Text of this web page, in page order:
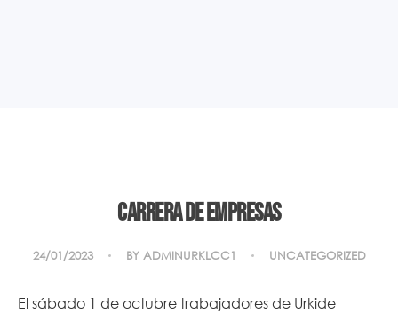
Carrera de empresas
24/01/2023 BY ADMINURKLCC1 UNCATEGORIZED
El sábado 1 de octubre trabajadores de Urkide